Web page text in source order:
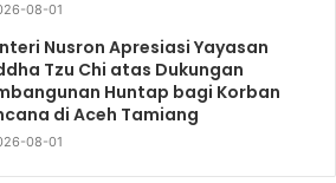
08-01
Nusron Apresiasi Yayasan
Tzu Chi atas Dukungan
Huntap bagi Korban
di Aceh Tamiang
08-01